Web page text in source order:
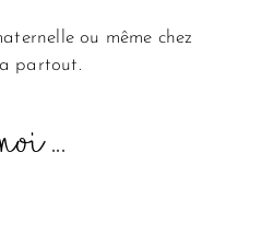
ou même chez
partout.
...